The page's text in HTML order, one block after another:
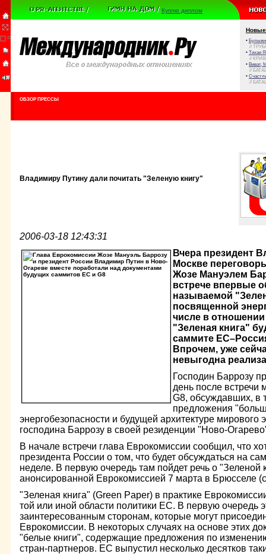
Куплю диплом
Новые
•
//
• Тихая
//
• Виват,
//
•
//
ОБЗОР ПРЕССЫ
Владимиру Путину дали почитать "Зеленую книгу"
2006-03-18 12:43:31
Вчера президент
Москве
Жозе Мануэлем
встрече впервые
называемой
посвященной
числе в
"Зеленая книга"
саммите
Впрочем, уже
невыгодна
Господин Баррозу
день после встречи
G8, обсуждавших, в
предложения
энергобезопасности и будущей архитектуре мирового
господина Баррозу в своей резиденции "Ново-
В начале встречи глава Еврокомиссии сообщил, что
президента России о том, что будет обсуждаться на
неделе. В первую очередь там пойдет речь о "Зеленой
анонсированной Еврокомиссией 7 марта в Брюсселе
"Зеленая книга" (Green Paper) в практике
той или иной области политики ЕС. В первую очередь
заинтересованным сторонам, которые могут
Еврокомиссии. В некоторых случаях на основе этих
"белые книги", содержащие предложения по
стран-партнеров. ЕС выпустил несколько десятков